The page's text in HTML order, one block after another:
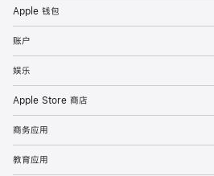
Apple 钱包
账户
娱乐
Apple Store 商店
商务应用
教育应用